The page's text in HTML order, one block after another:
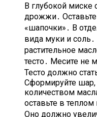
В глубокой миске
дрожжи․
«шапочки»․ В
вида муки и
растительное
тесто․ Месите не
Тесто должно
Сформируйте
количеством
оставьте в
Оно должно